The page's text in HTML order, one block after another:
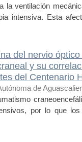
la ventilación
intensiva. Esta
del nervio
y su
del Centenario
de
por lo que